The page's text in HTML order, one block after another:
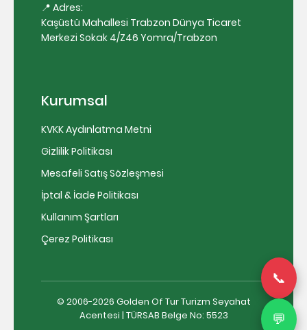
📍 Adres:
Kaşüstü Mahallesi Trabzon Dünya Ticaret
Merkezi Sokak 4/Z46 Yomra/Trabzon
Kurumsal
KVKK Aydınlatma Metni
Gizlilik Politikası
Mesafeli Satış Sözleşmesi
İptal & İade Politikası
Kullanım Şartları
Çerez Politikası
© 2006-2026 Golden Of Tur Turizm Seyahat
Acentesi | TÜRSAB Belge No: 5523
📞
💬